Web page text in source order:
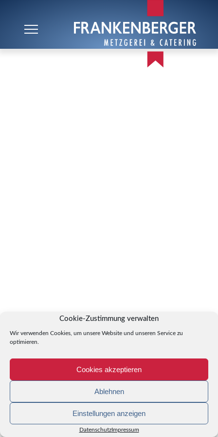
Cookie-Zustimmung verwalten
Wir verwenden Cookies, um unsere Website und unseren Service zu
optimieren.
Cookies akzeptieren
Ablehnen
Einstellungen anzeigen
DatenschutzImpressum